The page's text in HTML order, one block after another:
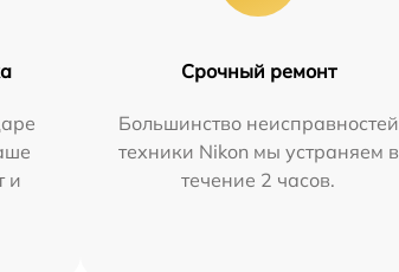
и
Срочный ремонт
Большинство неисправностей
техники Nikon мы устраняем в
течение 2 часов.